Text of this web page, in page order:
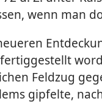
wenn man
Feldzug
gipfelte,